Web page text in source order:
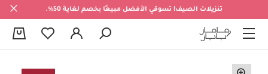
تنزيلات الصيف! تسوقي الأفضل مبيعًا بخصم لغاية 50%.